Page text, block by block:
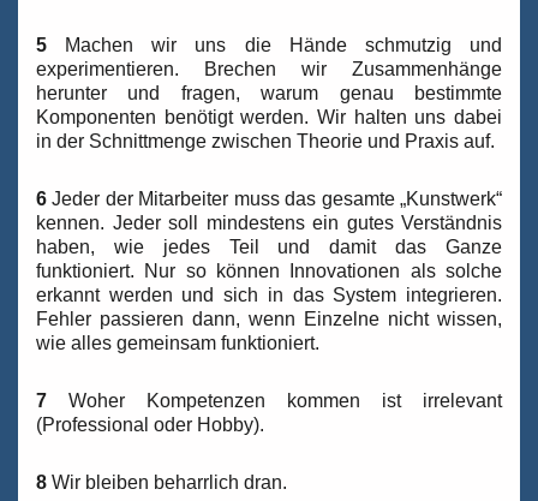
5 Machen wir uns die Hände schmutzig und
experimentieren. Brechen wir Zusammenhänge
herunter und fragen, warum genau bestimmte
Komponenten benötigt werden. Wir halten uns dabei
in der Schnittmenge zwischen Theorie und Praxis auf.
6 Jeder der Mitarbeiter muss das gesamte „Kunstwerk“
kennen. Jeder soll mindestens ein gutes Verständnis
haben, wie jedes Teil und damit das Ganze
funktioniert. Nur so können Innovationen als solche
erkannt werden und sich in das System integrieren.
Fehler passieren dann, wenn Einzelne nicht wissen,
wie alles gemeinsam funktioniert.
7 Woher Kompetenzen kommen ist irrelevant
(Professional oder Hobby).
8 Wir bleiben beharrlich dran.